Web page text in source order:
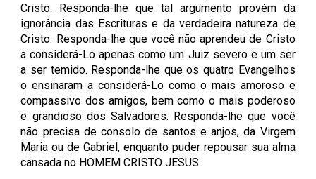
Cristo. Responda-lhe que tal argumento provém da
ignorância das Escrituras e da verdadeira natureza de
Cristo. Responda-lhe que você não aprendeu de Cristo
a considerá-Lo apenas como um Juiz severo e um ser
a ser temido. Responda-lhe que os quatro Evangelhos
o ensinaram a considerá-Lo como o mais amoroso e
compassivo dos amigos, bem como o mais poderoso
e grandioso dos Salvadores. Responda-lhe que você
não precisa de consolo de santos e anjos, da Virgem
Maria ou de Gabriel, enquanto puder repousar sua alma
cansada no HOMEM CRISTO JESUS.